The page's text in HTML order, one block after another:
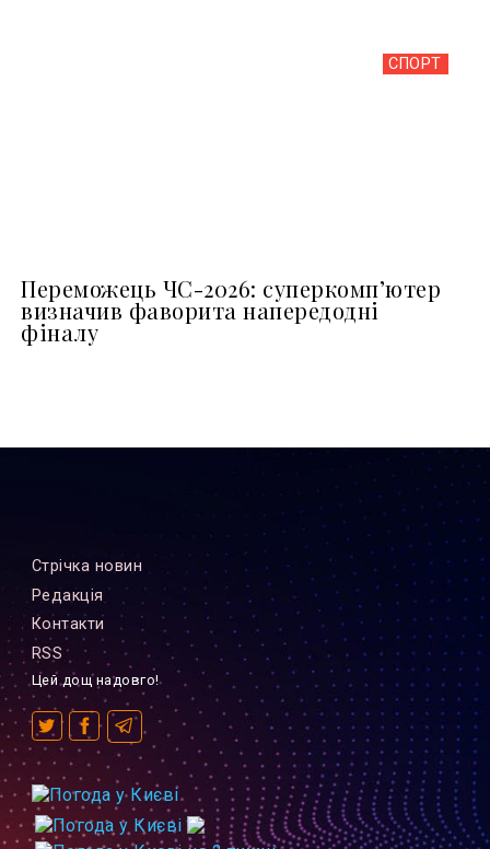
СПОРТ
Переможець ЧС-2026: суперкомп’ютер
визначив фаворита напередодні
фіналу
Стрiчка новин
Редакцiя
Контакти
RSS
Цей дощ надовго!